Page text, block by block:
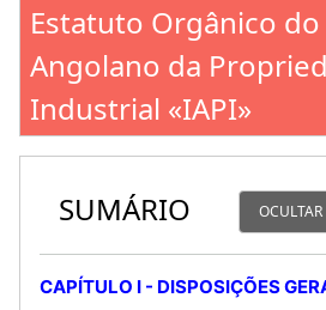
Estatuto Orgânico
Angolano da
Industrial «IAPI»
SUMÁRIO OCULTAR
CAPÍTULO I - DISPOSIÇÕES